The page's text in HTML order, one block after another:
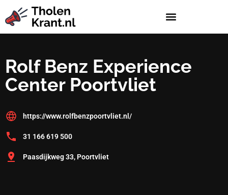
Rolf Benz Experience
Center Poortvliet
https://www.rolfbenzpoortvliet.nl/
31 166 619 500
Paasdijkweg 33, Poortvliet